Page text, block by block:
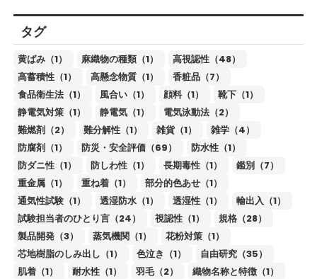
タグ
黄ばみ（1） 麻織物の種類（1）
高視認性（48）
高蓄積性（1）
高懸念物質（1）
香粧品（7）
食品衛生法（1）
風合い（1） 顔料（1）
靴下（1）
静電気対策（1）
静電気（1）
電気泳動法（2）
難燃剤（2）
難分解性（1） 雑貨（1）
雑学（4）
防腐剤（1）
防災・安全評価（69）
防水性（1）
防ダニ性（1）
防しわ性（1） 長期毒性（1）
鑑別（7）
重金属（1）
重ね着（1）
部分的色あせ（1）
通気性試験（1）
透湿防水（1） 透湿性（1）
輸出入（1）
試験担当者のひとり言（24）
視認性（1）
規格（28）
製品開発（3）
蒸気機関（1）
花粉対策（1）
芯地樹脂のしみ出し（1）
色泣き（1）
自由研究（35）
肌着（1）
耐水性（1） 羽毛（2）
織物名称と特徴（1）